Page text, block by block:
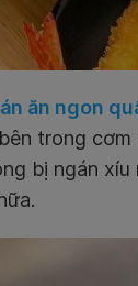
ăn ngon
trong
bị ngán